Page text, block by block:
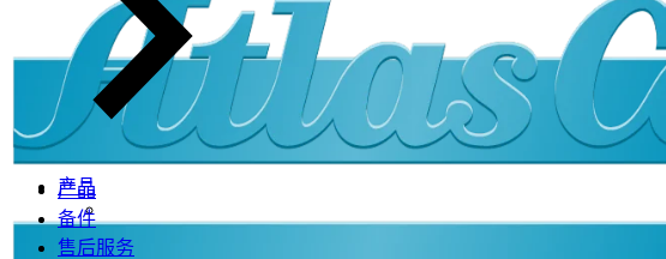
产品
备件
售后服务
产品
产品